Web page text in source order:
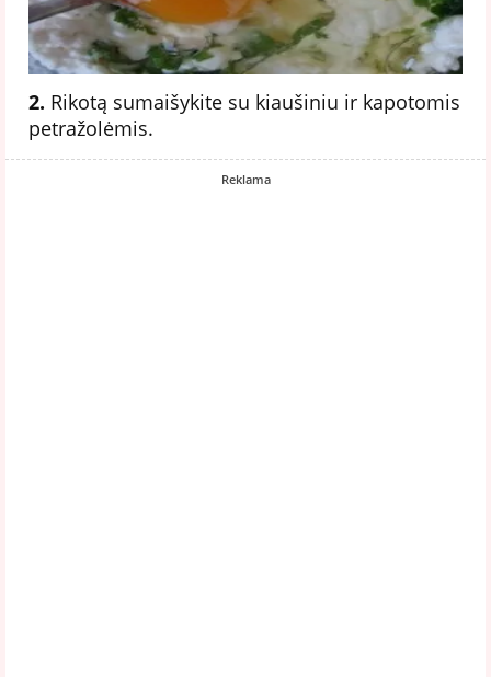
2. Rikotą sumaišykite su kiaušiniu ir kapotomis
petražolėmis.
Reklama